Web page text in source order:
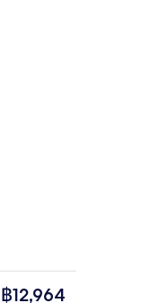
ราคา
฿12,964